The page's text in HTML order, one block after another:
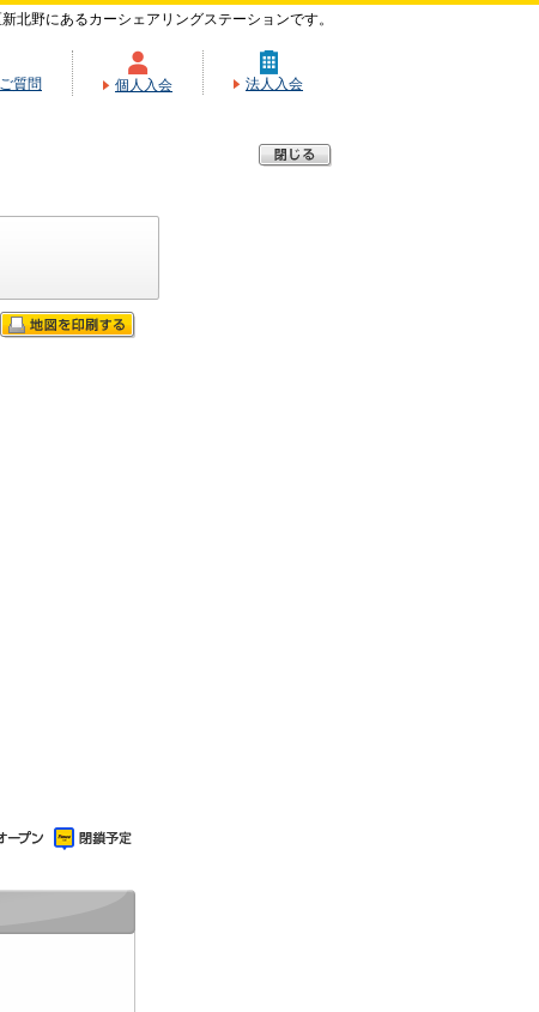
北野にあるカーシェアリングステーションです。
質問 個人入会 法人入会